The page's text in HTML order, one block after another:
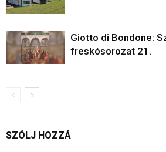
Giotto di Bondone:
freskósorozat 21.
SZÓLJ HOZZÁ